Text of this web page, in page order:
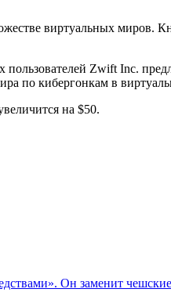
виртуальных миров.
Zwift Inc.
по кибергонкам в
на $50.
Он заменит